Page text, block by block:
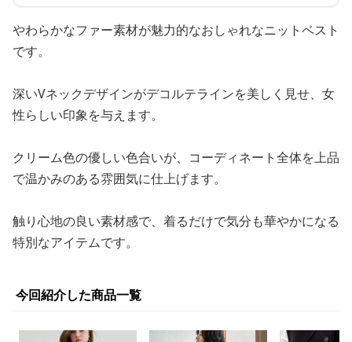
やわらかなファー素材が魅力的なおしゃれなニットベスト
です。
深いVネックデザインがデコルテラインを美しく見せ、女
性らしい印象を与えます。
クリーム色の優しい色合いが、コーディネート全体を上品
で温かみのある雰囲気に仕上げます。
触り心地の良い素材感で、着るだけで気分も華やかになる
特別なアイテムです。
今回紹介した商品一覧